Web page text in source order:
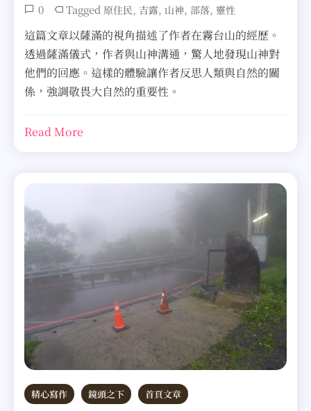
0 Tagged 原住民, 吉露, 山神, 部落,靈性
這篇文章以薩滿的視角描述了作者在霧台山的經歷。
透過薩滿儀式，作者與山神溝通，驚人地發現山神對
他們的回應。這樣的體驗讓作者反思人類與自然的關
係，強調敬畏大自然的重要性。
Read More
精心寫作 鏡頭之下 首頁文章